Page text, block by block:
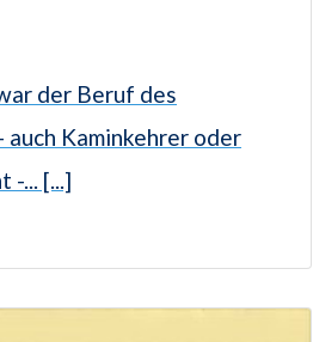
der Beruf des
Kaminkehrer oder
-... [...]